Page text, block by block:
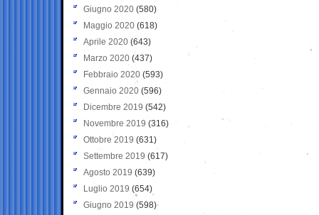
Giugno 2020 (580)
Maggio 2020 (618)
Aprile 2020 (643)
Marzo 2020 (437)
Febbraio 2020 (593)
Gennaio 2020 (596)
Dicembre 2019 (542)
Novembre 2019 (316)
Ottobre 2019 (631)
Settembre 2019 (617)
Agosto 2019 (639)
Luglio 2019 (654)
Giugno 2019 (598)